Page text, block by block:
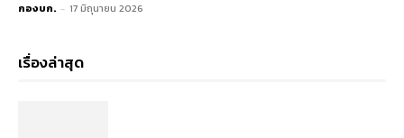
กองบก. - 17 มิถุนายน 2026
เรื่องล่าสุด